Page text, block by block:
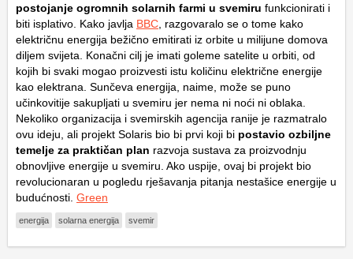
postojanje ogromnih solarnih farmi u svemiru funkcionirati i
biti isplativo. Kako javlja BBC , razgovaralo se o tome kako
električnu energija bežično emitirati iz orbite u milijune domova
diljem svijeta. Konačni cilj je imati goleme satelite u orbiti, od
kojih bi svaki mogao proizvesti istu količinu električne energije
kao elektrana. Sunčeva energija, naime, može se puno
učinkovitije sakupljati u svemiru jer nema ni noći ni oblaka.
Nekoliko organizacija i svemirskih agencija ranije je razmatralo
ovu ideju, ali projekt Solaris bio bi prvi koji bi postavio ozbiljne
temelje za praktičan plan razvoja sustava za proizvodnju
obnovljive energije u svemiru. Ako uspije, ovaj bi projekt bio
revolucionaran u pogledu rješavanja pitanja nestašice energije u
budućnosti. Green
energija solarna energija svemir